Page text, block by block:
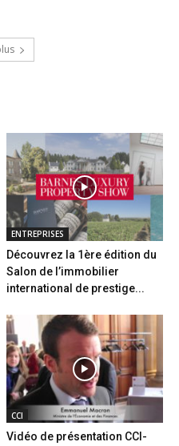
ENTREPRISES
Découvrez la 1ère édition du
Salon de l’immobilier
international de prestige...
CCI
Vidéo de présentation CCI-